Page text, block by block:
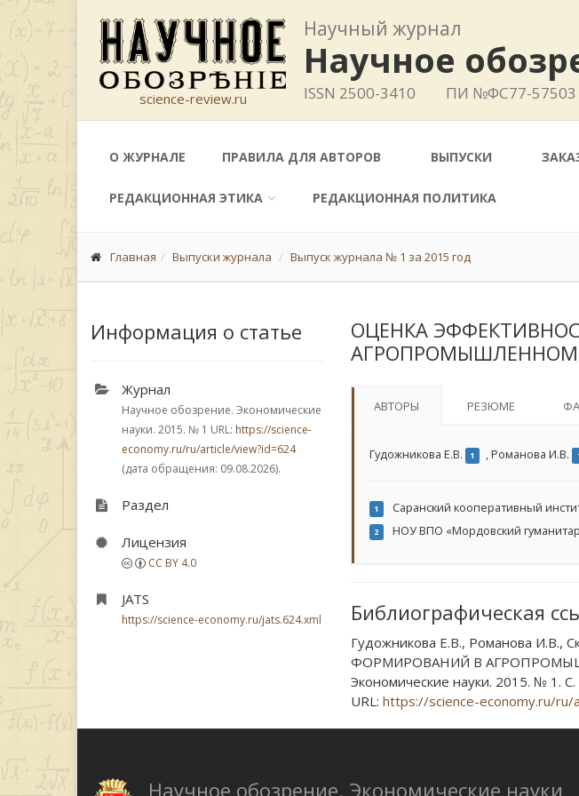
science-review.ru
Научный журнал
Научное
ISSN 2500-3410 ПИ №ФС77-57503
О ЖУРНАЛЕ ПРАВИЛА ДЛЯ АВТОРОВ ВЫПУСКИ
РЕДАКЦИОННАЯ ЭТИКА РЕДАКЦИОННАЯ ПОЛИТИКА
Главная Выпуски журнала Выпуск журнала № 1 за 2015 год
Информация о статье
Журнал
Научное обозрение. Экономические
науки. 2015. № 1 URL: https://science-
economy.ru/ru/article/view?id=624
(дата обращения: 09.08.2026).
Раздел
Лицензия
CC BY 4.0
JATS
https://science-economy.ru/jats.624.xml
ОЦЕНКА
АГРОПРОМЫШЛЕННОМ
АВТОРЫ РЕЗЮМЕ
Гудожникова Е.В. 1 ,Романова И.В.
1 Саранский кооперативный
2 НОУ ВПО «Мордовский
Библиографическая
Гудожникова Е.В., Романова
ФОРМИРОВАНИЙ В
Экономические науки. 2015. № 1.
URL: https://science-economy.ru/ru/
Научное обозрение. Экономические науки